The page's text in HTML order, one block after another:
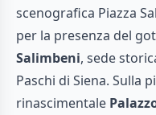
scenografica Piazza
per la presenza del
Salimbeni, sede
Paschi di Siena. Sulla
rinascimentale